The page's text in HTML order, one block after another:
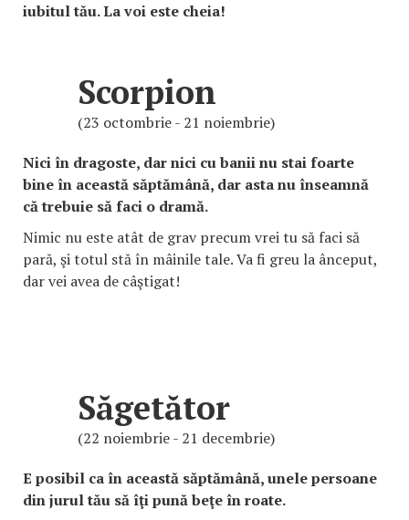
iubitul tău. La voi este cheia!
Scorpion
(23 octombrie - 21 noiembrie)
Nici în dragoste, dar nici cu banii nu stai foarte
bine în această săptămână, dar asta nu înseamnă
că trebuie să faci o dramă.
Nimic nu este atât de grav precum vrei tu să faci să
pară, şi totul stă în mâinile tale. Va fi greu la ânceput,
dar vei avea de câştigat!
Săgetător
(22 noiembrie - 21 decembrie)
E posibil ca în această săptămână, unele persoane
din jurul tău să îţi pună beţe în roate.